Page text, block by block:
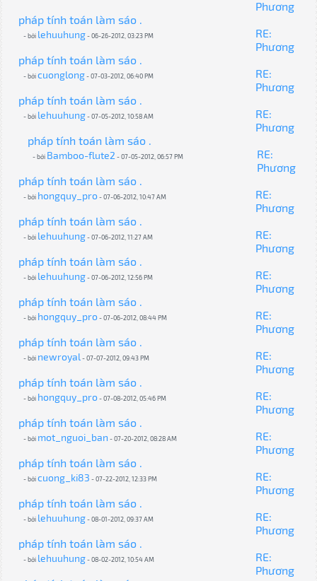
Phương
pháp tính toán làm sáo .
- bởi lehuuhung- 06-26-2012, 03:23 PM
RE:
Phương
pháp tính toán làm sáo .
- bởicuonglong- 07-03-2012, 06:40 PM
RE:
Phương
pháp tính toán làm sáo .
- bởi lehuuhung- 07-05-2012, 10:58 AM
RE:
Phương
pháp tính toán làm sáo .
- bởi Bamboo-flute2 - 07-05-2012, 06:57 PM
RE:
Phương
pháp tính toán làm sáo .
- bởi hongquy_pro- 07-06-2012, 10:47 AM
RE:
Phương
pháp tính toán làm sáo .
- bởi lehuuhung- 07-06-2012, 11:27 AM
RE:
Phương
pháp tính toán làm sáo .
- bởi lehuuhung- 07-06-2012, 12:56 PM
RE:
Phương
pháp tính toán làm sáo .
- bởi hongquy_pro- 07-06-2012, 08:44 PM
RE:
Phương
pháp tính toán làm sáo .
- bởi newroyal- 07-07-2012, 09:43 PM
RE:
Phương
pháp tính toán làm sáo .
- bởi hongquy_pro- 07-08-2012, 05:46 PM
RE:
Phương
pháp tính toán làm sáo .
- bởi mot_nguoi_ban - 07-20-2012, 08:28 AM
RE:
Phương
pháp tính toán làm sáo .
- bởicuong_ki83 - 07-22-2012, 12:33 PM
RE:
Phương
pháp tính toán làm sáo .
- bởi lehuuhung- 08-01-2012, 09:37 AM
RE:
Phương
pháp tính toán làm sáo .
- bởi lehuuhung- 08-02-2012, 10:54 AM
RE:
Phương